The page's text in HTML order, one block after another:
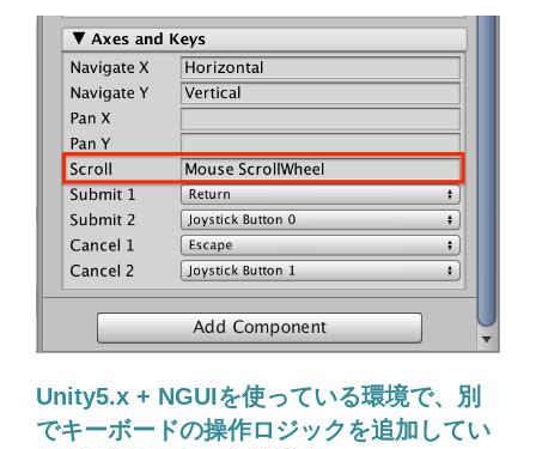
Unity5.x + NGUIを使っている環境で、別
でキーボードの操作ロジックを追加してい